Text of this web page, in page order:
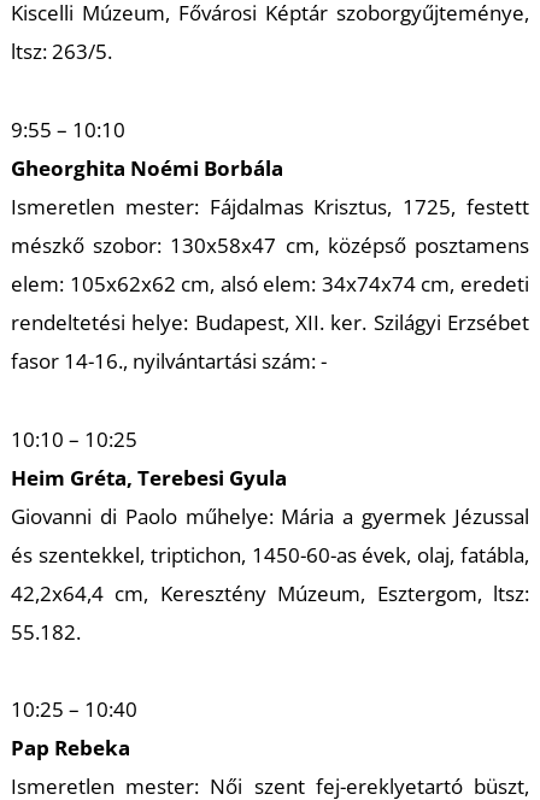
Kiscelli Múzeum, Fővárosi Képtár szoborgyűjteménye,
ltsz: 263/5.
9:55 – 10:10
Gheorghita Noémi Borbála
Ismeretlen mester: Fájdalmas Krisztus, 1725, festett
mészkő szobor: 130x58x47 cm, középső posztamens
elem: 105x62x62 cm, alsó elem: 34x74x74 cm, eredeti
rendeltetési helye: Budapest, XII. ker. Szilágyi Erzsébet
fasor 14-16., nyilvántartási szám: -
10:10 – 10:25
Heim Gréta, Terebesi Gyula
Giovanni di Paolo műhelye: Mária a gyermek Jézussal
és szentekkel, triptichon, 1450-60-as évek, olaj, fatábla,
42,2x64,4 cm, Keresztény Múzeum, Esztergom, ltsz:
55.182.
10:25 – 10:40
Pap Rebeka
Ismeretlen mester: Női szent fej-ereklyetartó büszt,